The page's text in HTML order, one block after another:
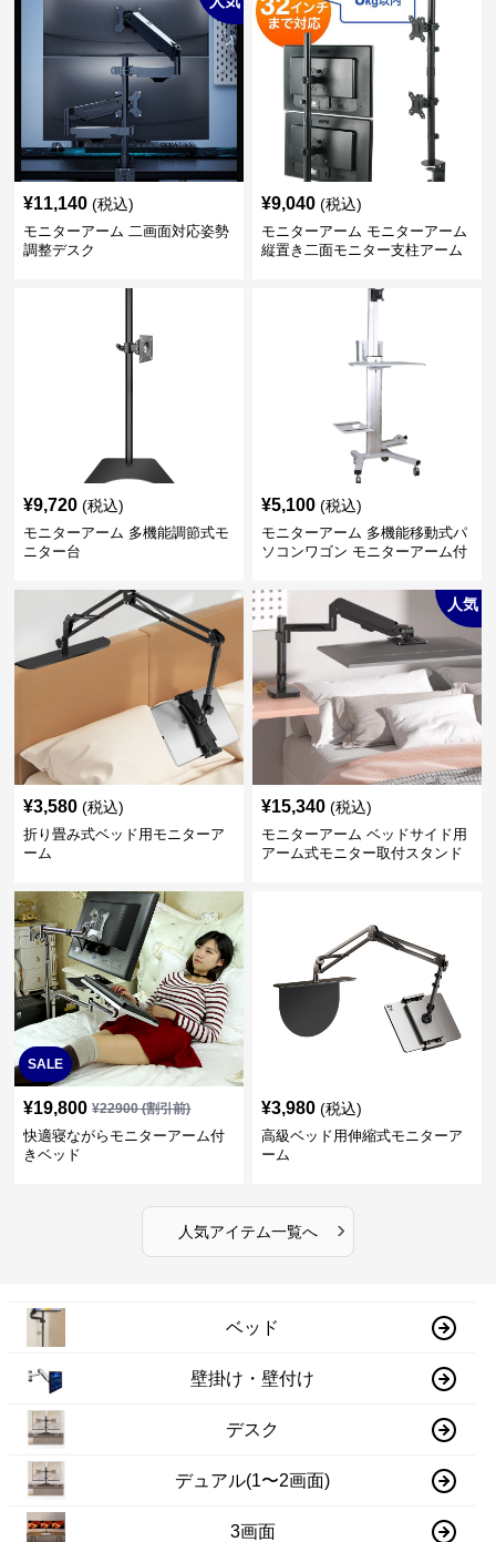
¥11,140 (税込)
モニターアーム 二画面対応姿勢
調整デスク
¥9,040 (税込)
モニターアーム モニターアーム
縦置き二面モニター支柱アーム
¥9,720 (税込)
モニターアーム 多機能調節式モ
ニター台
¥5,100 (税込)
モニターアーム 多機能移動式パ
ソコンワゴン モニターアーム付
¥3,580 (税込)
折り畳み式ベッド用モニターア
ーム
人気
¥15,340 (税込)
モニターアーム ベッドサイド用
アーム式モニター取付スタンド
SALE
¥19,800 ¥22900(割引前)
快適寝ながらモニターアーム付
きベッド
¥3,980 (税込)
高級ベッド用伸縮式モニターア
ーム
人気アイテム一覧へ ›
ベッド
壁掛け・壁付け
デスク
デュアル(1〜2画面)
3画面